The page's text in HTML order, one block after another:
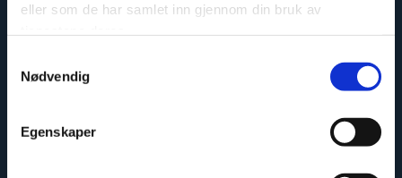
eller som de har samlet inn gjennom din bruk av
Nødvendig
Egenskaper